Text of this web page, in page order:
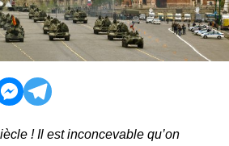
! Il est inconcevable qu’on